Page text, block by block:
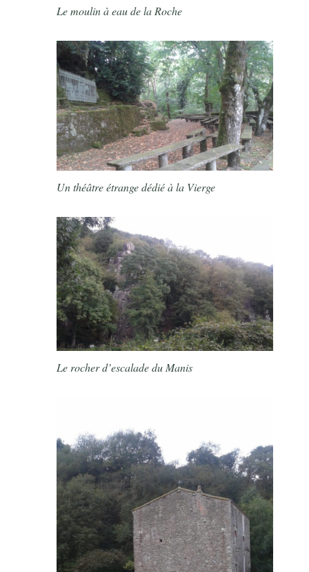
Le moulin à eau de la Roche
Un théâtre étrange dédié à la Vierge
Le rocher d’escalade du Manis